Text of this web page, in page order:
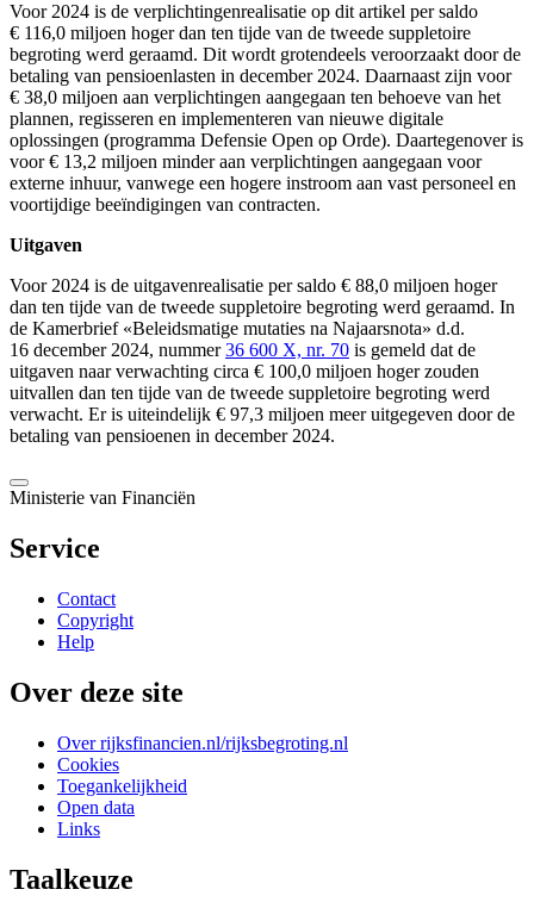
Voor 2024 is de verplichtingenrealisatie op dit artikel per saldo
€ 116,0 miljoen hoger dan ten tijde van de tweede suppletoire
begroting werd geraamd. Dit wordt grotendeels veroorzaakt door de
betaling van pensioenlasten in december 2024. Daarnaast zijn voor
€ 38,0 miljoen aan verplichtingen aangegaan ten behoeve van het
plannen, regisseren en implementeren van nieuwe digitale
oplossingen (programma Defensie Open op Orde). Daartegenover is
voor € 13,2 miljoen minder aan verplichtingen aangegaan voor
externe inhuur, vanwege een hogere instroom aan vast personeel en
voortijdige beeïndigingen van contracten.
Uitgaven
Voor 2024 is de uitgavenrealisatie per saldo € 88,0 miljoen hoger
dan ten tijde van de tweede suppletoire begroting werd geraamd. In
de Kamerbrief «Beleidsmatige mutaties na Najaarsnota» d.d.
16 december 2024, nummer36 600 X, nr. 70 is gemeld dat de
uitgaven naar verwachting circa € 100,0 miljoen hoger zouden
uitvallen dan ten tijde van de tweede suppletoire begroting werd
verwacht. Er is uiteindelijk € 97,3 miljoen meer uitgegeven door de
betaling van pensioenen in december 2024.
Ministerie van Financiën
Service
Contact
Copyright
Help
Over deze site
Over rijksfinancien.nl/rijksbegroting.nl
Cookies
Toegankelijkheid
Open data
Links
Taalkeuze